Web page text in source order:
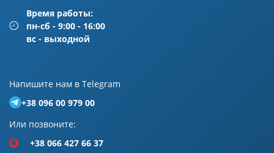
Время работы:
пн-сб - 9:00 - 16:00
вс - выходной
Напишите нам в Telegram
+38 096 00 979 00
Или позвоните:
+38 066 427 66 37